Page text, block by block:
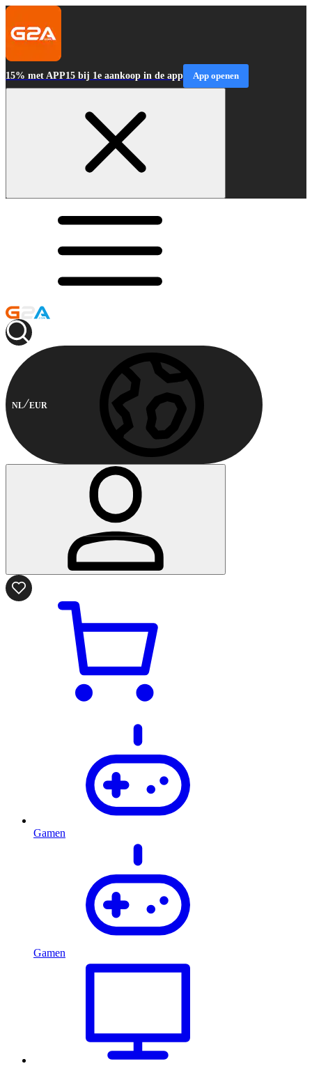
15% met APP15 bij 1e aankoop in de app App openen
NL EUR
Gamen
Gamen